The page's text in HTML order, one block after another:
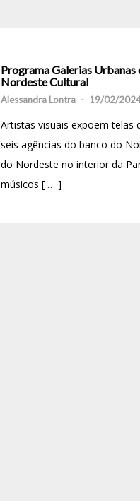
Programa Galerias
Nordeste Cultural
Alessandra Lontra - 19/02/
Artistas visuais expõem telas
seis agências do banco do
do Nordeste no interior da
músicos [ … ]